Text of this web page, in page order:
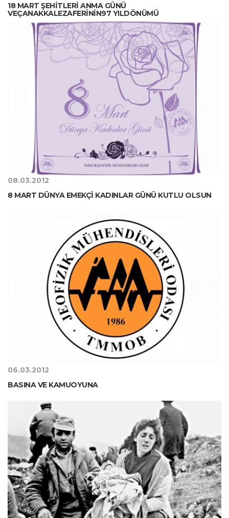
18 MART ŞEHİTLERİ ANMA GÜNÜ
VEÇANAKKALEZAFERİNİN97 YILDÖNÜMÜ
08.03.2012
8 MART DÜNYA EMEKÇİ KADINLAR GÜNÜ KUTLU OLSUN
06.03.2012
BASINA VE KAMUOYUNA